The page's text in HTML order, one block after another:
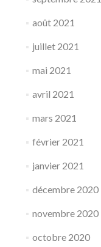
août 2021
juillet 2021
mai 2021
avril 2021
mars 2021
février 2021
janvier 2021
décembre 2020
novembre 2020
octobre 2020